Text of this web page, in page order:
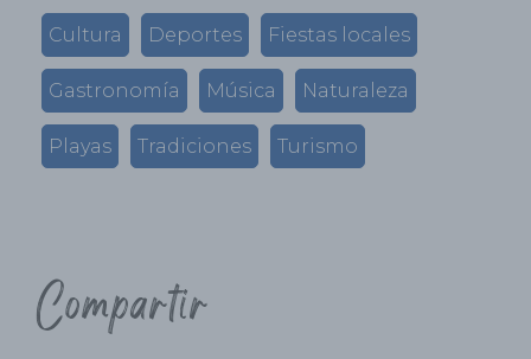
Cultura Deportes Fiestas locales
Gastronomía Música Naturaleza
Playas Tradiciones Turismo
Compartir